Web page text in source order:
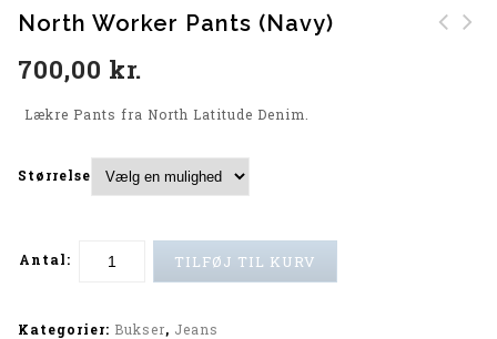
North Worker Pants (Navy)
700,00 kr.
Lækre Pants fra North Latitude Denim.
Størrelse
Antal: TILFØJ TIL KURV
Kategorier: Bukser, Jeans